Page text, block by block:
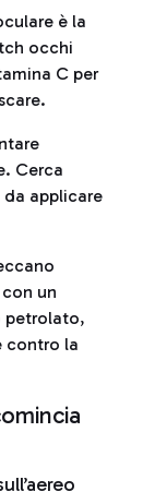
è la
occhi
C per
Cerca
applicare
un
petrolato,
contro la